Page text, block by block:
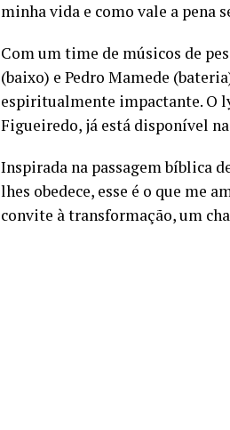
minha vida e como vale a pena
Com um time de músicos de
(baixo) e Pedro Mamede
espiritualmente impactante. O
Figueiredo, já está disponível
Inspirada na passagem bíblica
lhes obedece, esse é o que me
convite à transformação, um